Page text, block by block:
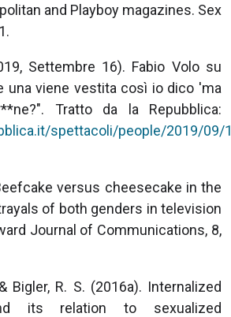
and Playboy magazines. Sex
Settembre 16). Fabio Volo su
una viene vestita così io dico 'ma
Tratto da la Repubblica:
spettacoli/people/2019/09/
versus cheesecake in the
of both genders in television
Journal of Communications, 8,
Bigler, R. S. (2016a). Internalized
its relation to sexualized